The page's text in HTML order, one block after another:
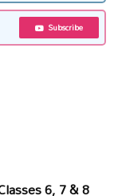
Subscribe
6, 7 & 8